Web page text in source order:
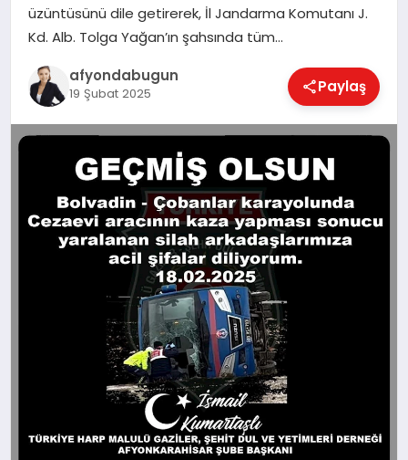
SAĞLIK
SIYASET
YAŞAM
üzüntüsünü dile getirerek, İl Jandarma Komutanı J.
Kd. Alb. Tolga Yağan’ın şahsında tüm…
afyondabugun
19 Şubat 2025 Paylaş